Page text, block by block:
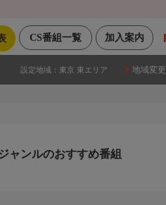
加入案内
CS番組一覧
設定地域： 東京 東エリア 地域変更
ャンルのおすすめ番組